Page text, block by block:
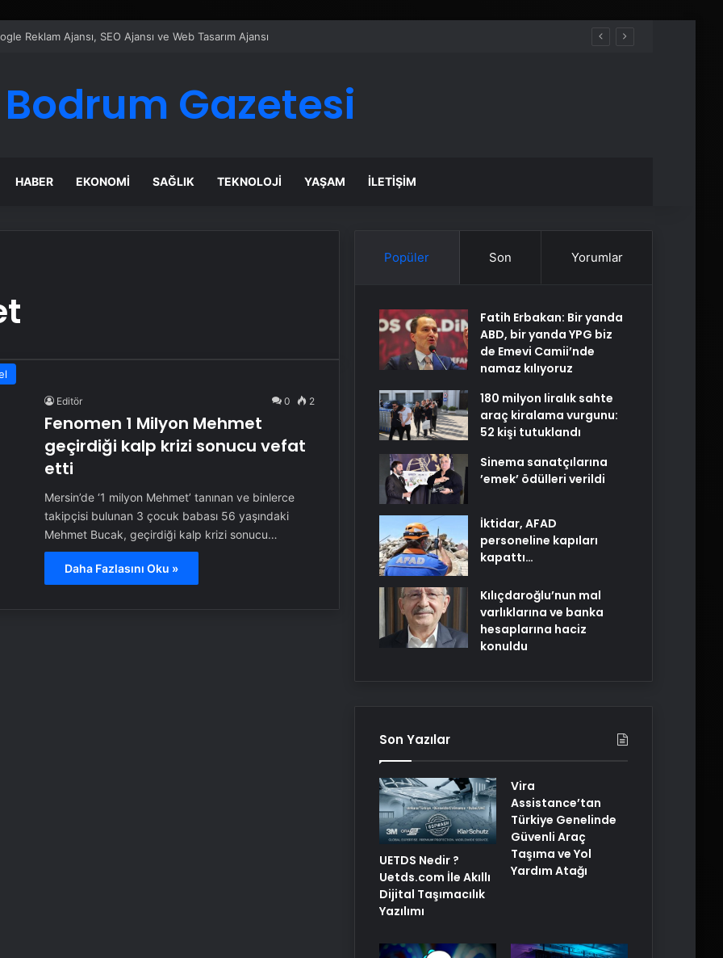
Reklam Ajansı, SEO Ajansı ve Web Tasarım Ajansı
Bodrum Gazetesi
HABER EKONOMI SAĞLIK TEKNOLOJI YAŞAM İLETIŞIM
Editör 0 2
Fenomen 1 Milyon Mehmet
geçirdiği kalp krizi sonucu vefat
etti
Mersin’de ‘1 milyon Mehmet’ tanınan ve binlerce
takipçisi bulunan 3 çocuk babası 56 yaşındaki
Mehmet Bucak, geçirdiği kalp krizi sonucu…
Daha Fazlasını Oku »
Popüler Son Yorumlar
Fatih Erbakan: Bir yanda
ABD, bir yanda YPG biz
de Emevi Camii’nde
namaz kılıyoruz
180 milyon liralık sahte
araç kiralama vurgunu:
52 kişi tutuklandı
Sinema sanatçılarına
’emek’ ödülleri verildi
İktidar, AFAD
personeline kapıları
kapattı…
Kılıçdaroğlu’nun mal
varlıklarına ve banka
hesaplarına haciz
konuldu
Son Yazılar
UETDS Nedir ?
Uetds.com İle Akıllı
Dijital Taşımacılık
Yazılımı
Vira
Assistance’tan
Türkiye Genelinde
Güvenli Araç
Taşıma ve Yol
Yardım Atağı